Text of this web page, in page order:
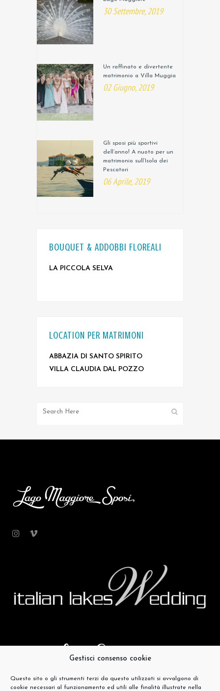
Gestisci consenso cookie
Questo sito o gli strumenti terzi da questo utilizzati si avvalgono di
cookie necessari al funzionamento ed utili alle finalità illustrate nella
30 Settembre, 2019
Un raffinato e divertente
matrimonio a Villa Muggia
02 Giugno, 2019
Gli sposi più sportivi
dell’anno! A nuoto per un
matrimonio sull’Isola dei
Pescatori
06 Aprile, 2019
BOUQUET & ADDOBBI FLOREALI
LA PICCOLA SELVA
LOCATION PER MATRIMONI
ABBAZIA DI SANTO SPIRITO
VILLA CLAUDIA DAL POZZO